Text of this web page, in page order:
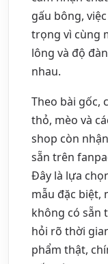
gấu bông,
trọng vì cùng
lông và độ
nhau.
Theo bài gốc,
thỏ, mèo và
shop còn
sẵn trên
Đây là lựa
mẫu đặc biệt,
không có sẵn
hỏi rõ thời
phẩm thật,